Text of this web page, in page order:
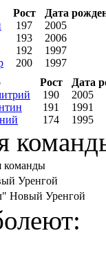
Рост Дата
197 2005
193 2006
192 1997
200 1997
Рост Дата
190 2005
191 1991
174 1995
команды
Уренгой
Новый Уренгой